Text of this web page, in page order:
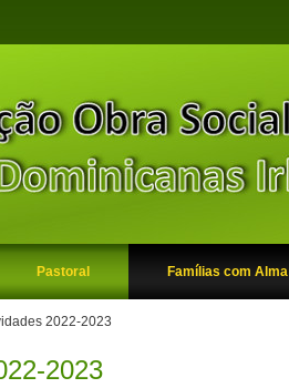
Pastoral Famílias com Alma
2022-2023
2023